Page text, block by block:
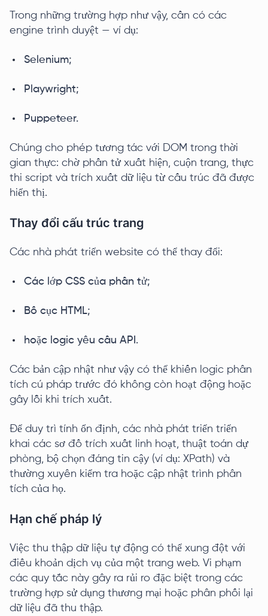
Trong những trường hợp như vậy, cần có các
engine trình duyệt — ví dụ:
Selenium;
Playwright;
Puppeteer.
Chúng cho phép tương tác với DOM trong thời
gian thực: chờ phần tử xuất hiện, cuộn trang, thực
thi script và trích xuất dữ liệu từ cấu trúc đã được
hiển thị.
Thay đổi cấu trúc trang
Các nhà phát triển website có thể thay đổi:
Các lớp CSS của phần tử;
Bố cục HTML;
hoặc logic yêu cầu API.
Các bản cập nhật như vậy có thể khiến logic phân
tích cú pháp trước đó không còn hoạt động hoặc
gây lỗi khi trích xuất.
Để duy trì tính ổn định, các nhà phát triển triển
khai các sơ đồ trích xuất linh hoạt, thuật toán dự
phòng, bộ chọn đáng tin cậy (ví dụ: XPath) và
thường xuyên kiểm tra hoặc cập nhật trình phân
tích của họ.
Hạn chế pháp lý
Việc thu thập dữ liệu tự động có thể xung đột với
điều khoản dịch vụ của một trang web. Vi phạm
các quy tắc này gây ra rủi ro đặc biệt trong các
trường hợp sử dụng thương mại hoặc phân phối lại
dữ liệu đã thu thập.